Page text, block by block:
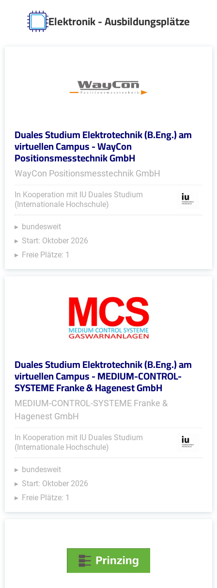
Elektronik - Ausbildungsplätze
Duales Studium Elektrotechnik (B.Eng.) am
virtuellen Campus - WayCon
Positionsmesstechnik GmbH
WayCon Positionsmesstechnik GmbH
In Kooperation mit IU Duales Studium
(Internationale Hochschule)
bundesweit
Start: Oktober 2026
Freie Plätze: 1
Duales Studium Elektrotechnik (B.Eng.) am
virtuellen Campus - MEDIUM-CONTROL-
SYSTEME Franke & Hagenest GmbH
MEDIUM-CONTROL-SYSTEME Franke &
Hagenest GmbH
In Kooperation mit IU Duales Studium
(Internationale Hochschule)
bundesweit
Start: Oktober 2026
Freie Plätze: 1